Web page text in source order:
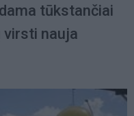
tūkstančiai
virsti nauja